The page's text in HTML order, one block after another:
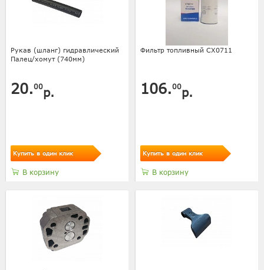
Рукав (шланг) гидравлический
Палец/хомут (740мм)
20.00р.
Купить в один клик
В корзину
Фильтр топливный CX0711
106.00р.
Купить в один клик
В корзину